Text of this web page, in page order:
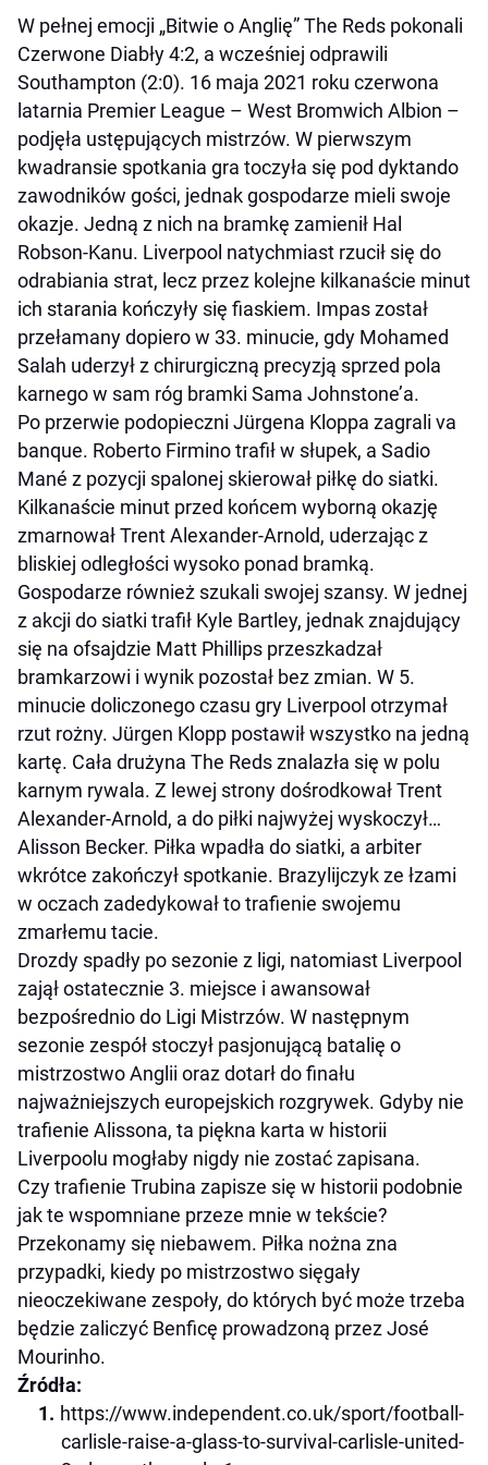
W pełnej emocji „Bitwie o Anglię” The Reds pokonali
Czerwone Diabły 4:2, a wcześniej odprawili
Southampton (2:0). 16 maja 2021 roku czerwona
latarnia Premier League – West Bromwich Albion –
podjęła ustępujących mistrzów. W pierwszym
kwadransie spotkania gra toczyła się pod dyktando
zawodników gości, jednak gospodarze mieli swoje
okazje. Jedną z nich na bramkę zamienił Hal
Robson-Kanu. Liverpool natychmiast rzucił się do
odrabiania strat, lecz przez kolejne kilkanaście minut
ich starania kończyły się fiaskiem. Impas został
przełamany dopiero w 33. minucie, gdy Mohamed
Salah uderzył z chirurgiczną precyzją sprzed pola
karnego w sam róg bramki Sama Johnstone’a.
Po przerwie podopieczni Jürgena Kloppa zagrali va
banque. Roberto Firmino trafił w słupek, a Sadio
Mané z pozycji spalonej skierował piłkę do siatki.
Kilkanaście minut przed końcem wyborną okazję
zmarnował Trent Alexander-Arnold, uderzając z
bliskiej odległości wysoko ponad bramką.
Gospodarze również szukali swojej szansy. W jednej
z akcji do siatki trafił Kyle Bartley, jednak znajdujący
się na ofsajdzie Matt Phillips przeszkadzał
bramkarzowi i wynik pozostał bez zmian. W 5.
minucie doliczonego czasu gry Liverpool otrzymał
rzut rożny. Jürgen Klopp postawił wszystko na jedną
kartę. Cała drużyna The Reds znalazła się w polu
karnym rywala. Z lewej strony dośrodkował Trent
Alexander-Arnold, a do piłki najwyżej wyskoczył…
Alisson Becker. Piłka wpadła do siatki, a arbiter
wkrótce zakończył spotkanie. Brazylijczyk ze łzami
w oczach zadedykował to trafienie swojemu
zmarłemu tacie.
Drozdy spadły po sezonie z ligi, natomiast Liverpool
zajął ostatecznie 3. miejsce i awansował
bezpośrednio do Ligi Mistrzów. W następnym
sezonie zespół stoczył pasjonującą batalię o
mistrzostwo Anglii oraz dotarł do finału
najważniejszych europejskich rozgrywek. Gdyby nie
trafienie Alissona, ta piękna karta w historii
Liverpoolu mogłaby nigdy nie zostać zapisana.
Czy trafienie Trubina zapisze się w historii podobnie
jak te wspomniane przeze mnie w tekście?
Przekonamy się niebawem. Piłka nożna zna
przypadki, kiedy po mistrzostwo sięgały
nieoczekiwane zespoły, do których być może trzeba
będzie zaliczyć Benficę prowadzoną przez José
Mourinho.
Źródła:
https://www.independent.co.uk/sport/football-
carlisle-raise-a-glass-to-survival-carlisle-united-